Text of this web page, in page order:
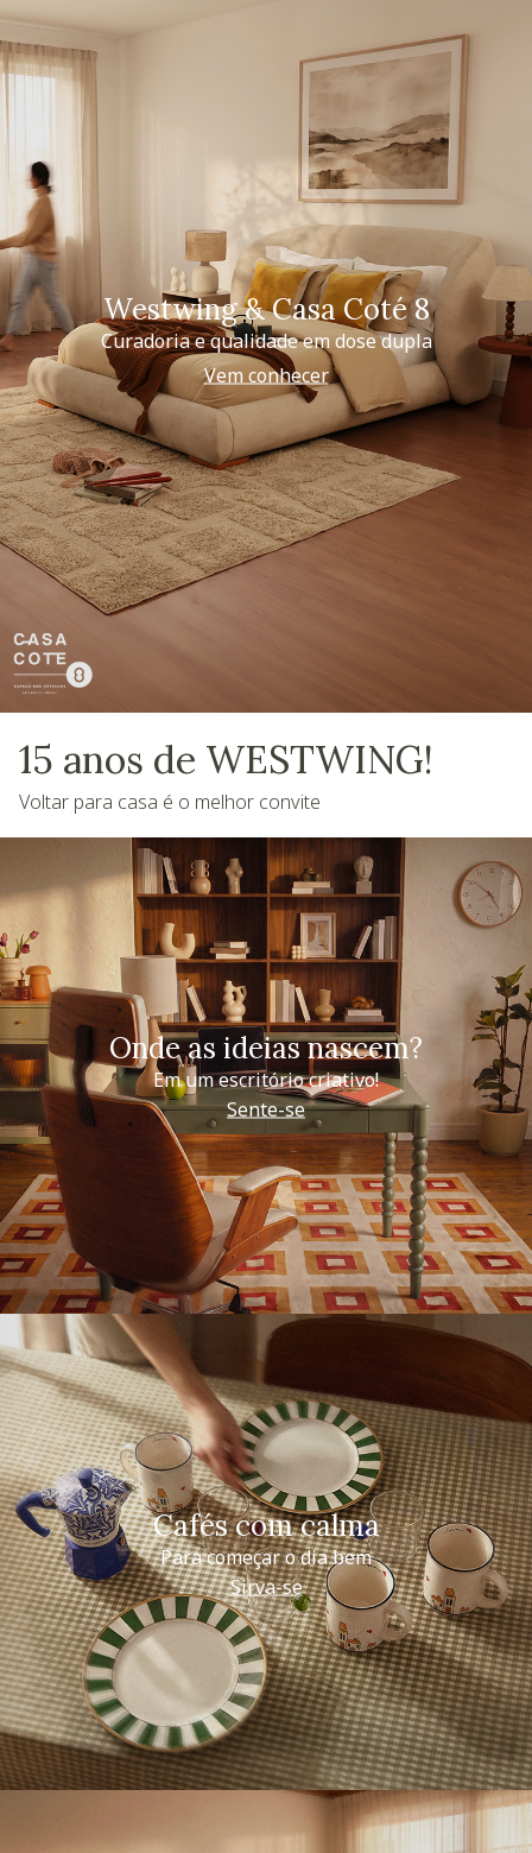
Westwing & Casa Coté 8
Curadoria e qualidade em dose dupla
Vem conhecer
15 anos de WESTWING!
Voltar para casa é o melhor convite
Onde as ideias nascem?
Em um escritório criativo!
Sente-se
Cafés com calma
Para começar o dia bem
Sirva-se